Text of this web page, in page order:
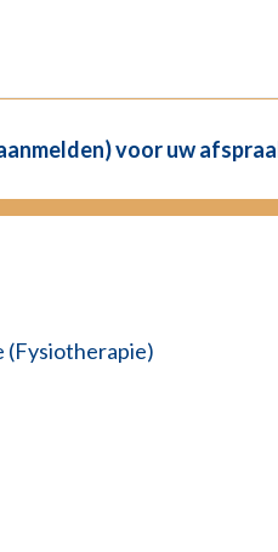
voor uw
(Fysiotherapie)